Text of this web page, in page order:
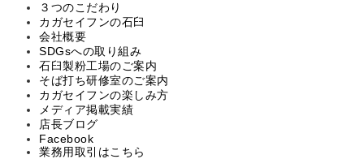
３つのこだわり
カガセイフンの石臼
会社概要
SDGsへの取り組み
石臼製粉工場のご案内
そば打ち研修室のご案内
カガセイフンの楽しみ方
メディア掲載実績
店長ブログ
Facebook
業務用取引はこちら